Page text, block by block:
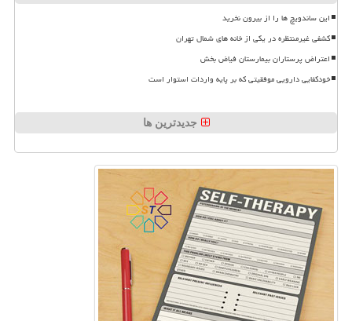
این ساندویچ ها را از بیرون نخرید
کشفی غیرمنتظره در یکی از خانه های شمال تهران
اعتراض پرستاران بیمارستان فیاض بخش
خودکفایی دارویی موفقیتی که بر پایه واردات استوار است
جدیدترین ها